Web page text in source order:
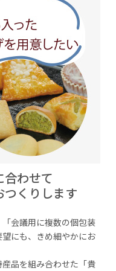
合わせて
つくりします
「会議用に複数の個包装
にも、きめ細やかにお
品を組み合わせた「貴